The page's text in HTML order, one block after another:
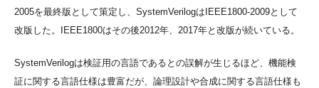
2005を最終版として策定し、SystemVerilogはIEEE1800-2009として
改版した。IEEE1800はその後2012年、2017年と改版が続いている。
SystemVerilogは検証用の言語であるとの誤解が生じるほど、機能検
証に関する言語仕様は豊富だが、論理設計や合成に関する言語仕様も